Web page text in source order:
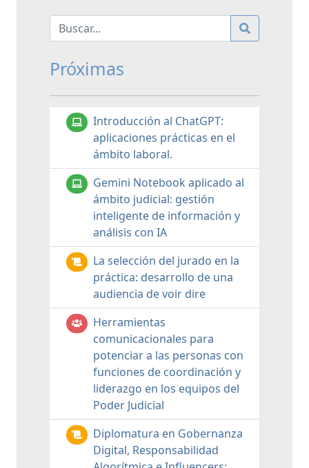
Próximas
Introducción al ChatGPT:
aplicaciones prácticas en el
ámbito laboral.
Gemini Notebook aplicado al
ámbito judicial: gestión
inteligente de información y
análisis con IA
La selección del jurado en la
práctica: desarrollo de una
audiencia de voir dire
Herramientas
comunicacionales para
potenciar a las personas con
funciones de coordinación y
liderazgo en los equipos del
Poder Judicial
Diplomatura en Gobernanza
Digital, Responsabilidad